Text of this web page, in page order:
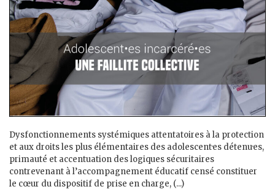
Dysfonctionnements systémiques attentatoires à la protection
et aux droits les plus élémentaires des adolescent·es détenu·es,
primauté et accentuation des logiques sécuritaires
contrevenant à l’accompagnement éducatif censé constituer
le cœur du dispositif de prise en charge, (...)